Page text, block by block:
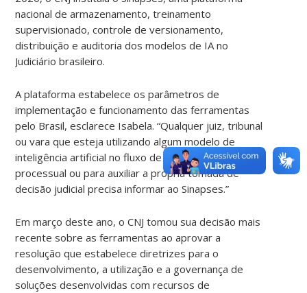
nacional de armazenamento, treinamento
supervisionado, controle de versionamento,
distribuição e auditoria dos modelos de IA no
Judiciário brasileiro.
A plataforma estabelece os parâmetros de
implementação e funcionamento das ferramentas
pelo Brasil, esclarece Isabela. “Qualquer juiz, tribunal
ou vara que esteja utilizando algum modelo de
inteligência artificial no fluxo de tarefas, gestão
processual ou para auxiliar a própria tomada de
decisão judicial precisa informar ao Sinapses.”
Em março deste ano, o CNJ tomou sua decisão mais
recente sobre as ferramentas ao aprovar a
resolução que estabelece diretrizes para o
desenvolvimento, a utilização e a governança de
soluções desenvolvidas com recursos de